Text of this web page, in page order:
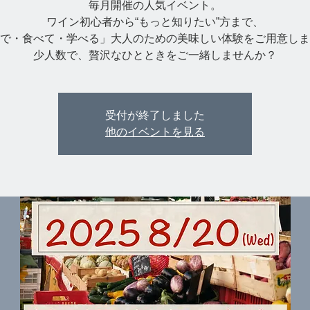
毎月開催の人気イベント。
ワイン初心者から“もっと知りたい”方まで、
・食べて・学べる」大人のための美味しい体験をご用意し
少人数で、贅沢なひとときをご一緒しませんか？
受付が終了しました
他のイベントを見る